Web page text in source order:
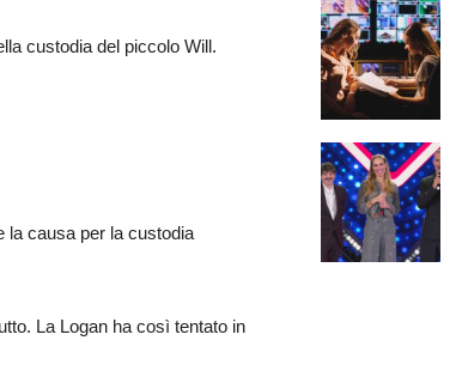
custodia del piccolo Will.
la causa per la custodia
La Logan ha così tentato in